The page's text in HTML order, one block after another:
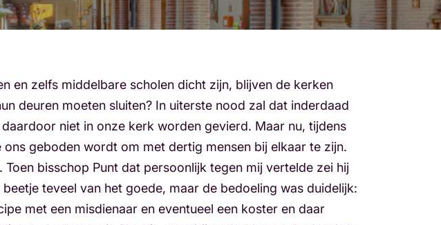
en zelfs middelbare scholen dicht zijn, blijven de kerken
deuren moeten sluiten? In uiterste nood zal dat inderdaad
niet in onze kerk worden gevierd. Maar nu, tijdens
geboden wordt om met dertig mensen bij elkaar te zijn.
bisschop Punt dat persoonlijk tegen mij vertelde zei hij
teveel van het goede, maar de bedoeling was duidelijk:
met een misdienaar en eventueel een koster en daar